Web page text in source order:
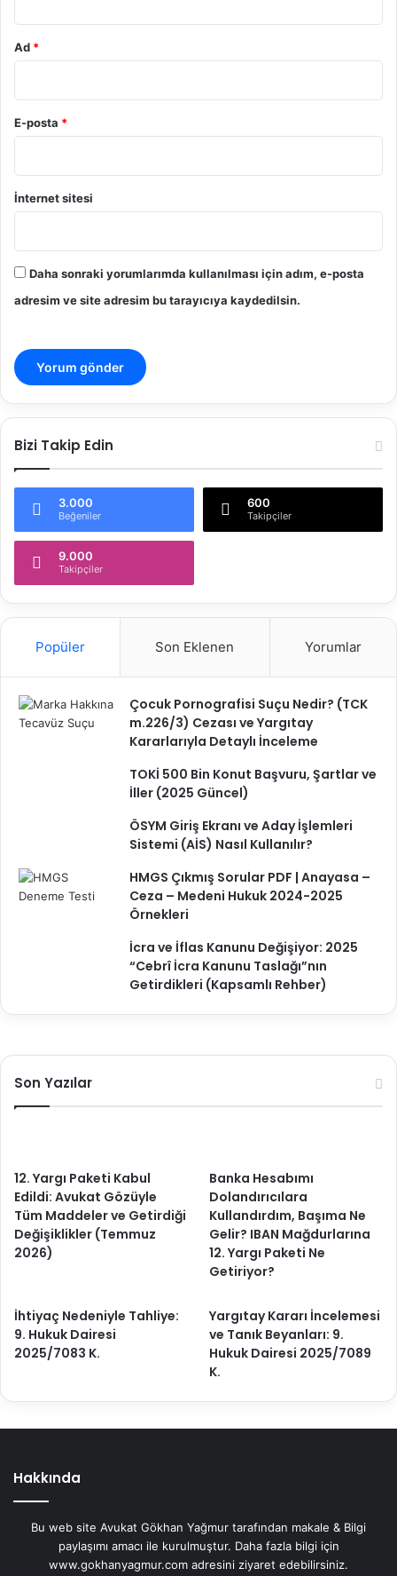
Ad *
E-posta *
İnternet sitesi
Daha sonraki yorumlarımda kullanılması için adım, e-posta
adresim ve site adresim bu tarayıcıya kaydedilsin.
Bizi Takip Edin
3.000
Beğeniler
600
Takipçiler
9.000
Takipçiler
Popüler Son Eklenen Yorumlar
Çocuk Pornografisi Suçu Nedir? (TCK
m.226/3) Cezası ve Yargıtay
Kararlarıyla Detaylı İnceleme
TOKİ 500 Bin Konut Başvuru, Şartlar ve
İller (2025 Güncel)
ÖSYM Giriş Ekranı ve Aday İşlemleri
Sistemi (AİS) Nasıl Kullanılır?
HMGS Çıkmış Sorular PDF | Anayasa –
Ceza – Medeni Hukuk 2024-2025
Örnekleri
İcra ve İflas Kanunu Değişiyor: 2025
“Cebrî İcra Kanunu Taslağı”nın
Getirdikleri (Kapsamlı Rehber)
Son Yazılar
12. Yargı Paketi Kabul
Edildi: Avukat Gözüyle
Tüm Maddeler ve Getirdiği
Değişiklikler (Temmuz
2026)
Banka Hesabımı
Dolandırıcılara
Kullandırdım, Başıma Ne
Gelir? IBAN Mağdurlarına
12. Yargı Paketi Ne
Getiriyor?
İhtiyaç Nedeniyle Tahliye:
9. Hukuk Dairesi
2025/7083 K.
Yargıtay Kararı İncelemesi
ve Tanık Beyanları: 9.
Hukuk Dairesi 2025/7089
K.
Hakkında
Bu web site Avukat Gökhan Yağmur tarafından makale & Bilgi
paylaşımı amacı ile kurulmuştur. Daha fazla bilgi için
www.gokhanyagmur.com adresini ziyaret edebilirsiniz.